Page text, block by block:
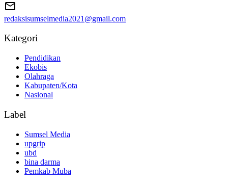
redaksisumselmedia2021@gmail.com
Kategori
Pendidikan
Ekobis
Olahraga
Kabupaten/Kota
Nasional
Label
Sumsel Media
upgrip
ubd
bina darma
Pemkab Muba